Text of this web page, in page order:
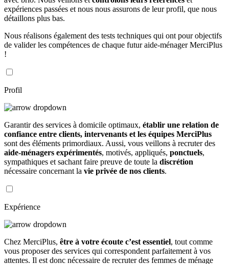
expériences passées et nous nous assurons de leur profil, que nous
détaillons plus bas.
Nous réalisons également des tests techniques qui ont pour objectifs
de valider les compétences de chaque futur aide-ménager MerciPlus
!
Profil
Garantir des services à domicile optimaux, établir une relation de
confiance entre clients, intervenants et les équipes MerciPlus
sont des éléments primordiaux. Aussi, vous veillons à recruter des
aide-ménagers expérimentés, motivés, appliqués, ponctuels,
sympathiques et sachant faire preuve de toute la discrétion
nécessaire concernant la vie privée de nos clients.
Expérience
Chez MerciPlus, être à votre écoute c’est essentiel, tout comme
vous proposer des services qui correspondent parfaitement à vos
attentes. Il est donc nécessaire de recruter des femmes de ménage